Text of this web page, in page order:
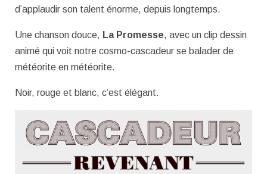
d’applaudir son talent énorme, depuis longtemps.
Une chanson douce, La Promesse, avec un clip dessin
animé qui voit notre cosmo-cascadeur se balader de
météorite en météorite.
Noir, rouge et blanc, c’est élégant.